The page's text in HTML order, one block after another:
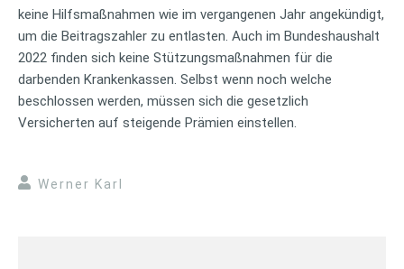
keine Hilfsmaßnahmen wie im vergangenen Jahr angekündigt,
um die Beitragszahler zu entlasten. Auch im Bundeshaushalt
2022 finden sich keine Stützungsmaßnahmen für die
darbenden Krankenkassen. Selbst wenn noch welche
beschlossen werden, müssen sich die gesetzlich
Versicherten auf steigende Prämien einstellen.
Werner Karl